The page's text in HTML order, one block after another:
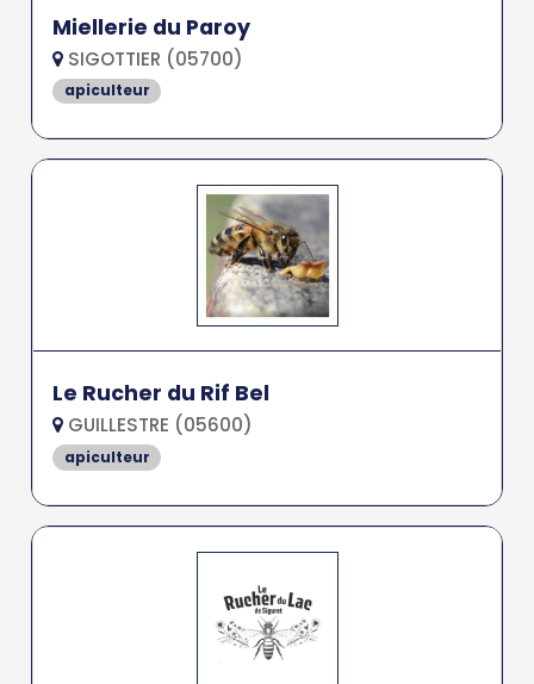
Miellerie du Paroy
SIGOTTIER (05700)
apiculteur
Le Rucher du Rif Bel
GUILLESTRE (05600)
apiculteur